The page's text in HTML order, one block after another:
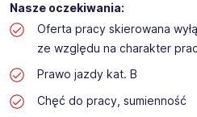
Nasze oczekiwania:
Oferta pracy skierowana
ze względu na charakter
Prawo jazdy kat. B
Chęć do pracy, sumienność